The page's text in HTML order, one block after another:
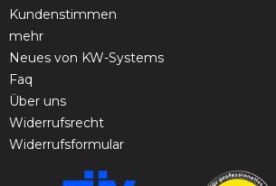
Kundenstimmen
mehr
Neues von KW-Systems
Faq
Über uns
Widerrufsrecht
Widerrufsformular